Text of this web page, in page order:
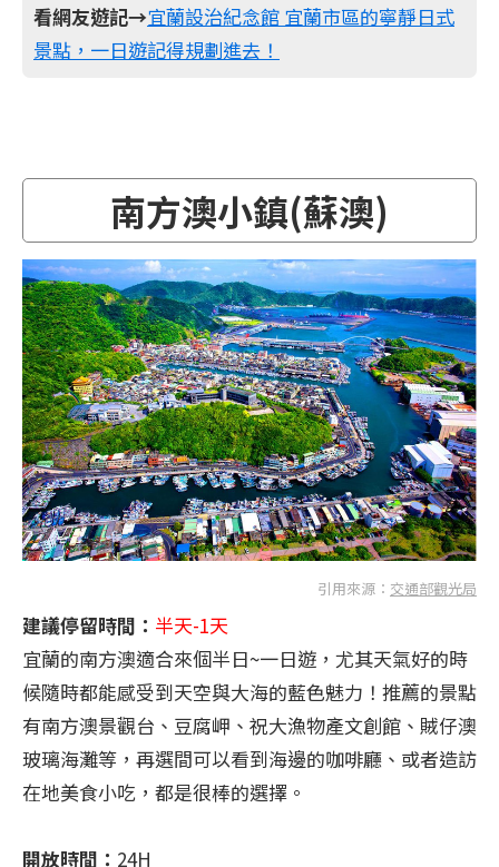
看網友遊記→宜蘭設治紀念館 宜蘭市區的寧靜日式
景點，一日遊記得規劃進去！
南方澳小鎮(蘇澳)
引用來源： 交通部觀光局
建議停留時間： 半天-1天
宜蘭的南方澳適合來個半日~一日遊，尤其天氣好的時
候隨時都能感受到天空與大海的藍色魅力！推薦的景點
有南方澳景觀台、豆腐岬、祝大漁物產文創館、賊仔澳
玻璃海灘等，再選間可以看到海邊的咖啡廳、或者造訪
在地美食小吃，都是很棒的選擇。
開放時間： 24H